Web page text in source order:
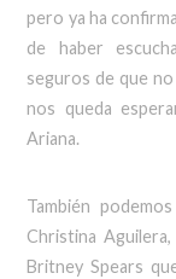
pero ya ha
de haber
seguros de que
nos queda
Ariana.
También
Christina
Britney Spears